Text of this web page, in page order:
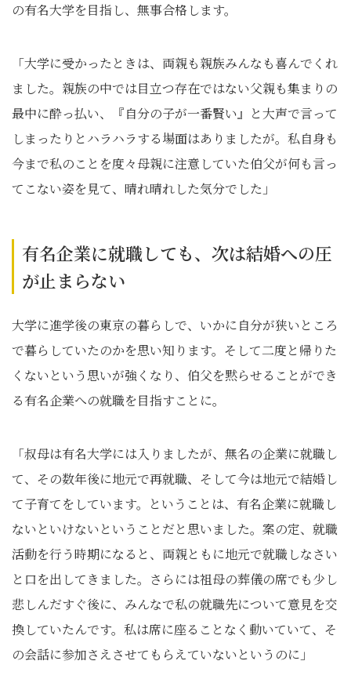
の有名大学を目指し、無事合格します。
「大学に受かったときは、両親も親族みんなも喜んでくれ
ました。親族の中では目立つ存在ではない父親も集まりの
最中に酔っ払い、『自分の子が一番賢い』と大声で言って
しまったりとハラハラする場面はありましたが。私自身も
今まで私のことを度々母親に注意していた伯父が何も言っ
てこない姿を見て、晴れ晴れした気分でした」
有名企業に就職しても、次は結婚への圧
が止まらない
大学に進学後の東京の暮らしで、いかに自分が狭いところ
で暮らしていたのかを思い知ります。そして二度と帰りた
くないという思いが強くなり、伯父を黙らせることができ
る有名企業への就職を目指すことに。
「叔母は有名大学には入りましたが、無名の企業に就職し
て、その数年後に地元で再就職、そして今は地元で結婚し
て子育てをしています。ということは、有名企業に就職し
ないといけないということだと思いました。案の定、就職
活動を行う時期になると、両親ともに地元で就職しなさい
と口を出してきました。さらには祖母の葬儀の席でも少し
悲しんだすぐ後に、みんなで私の就職先について意見を交
換していたんです。私は席に座ることなく動いていて、そ
の会話に参加さえさせてもらえていないというのに」